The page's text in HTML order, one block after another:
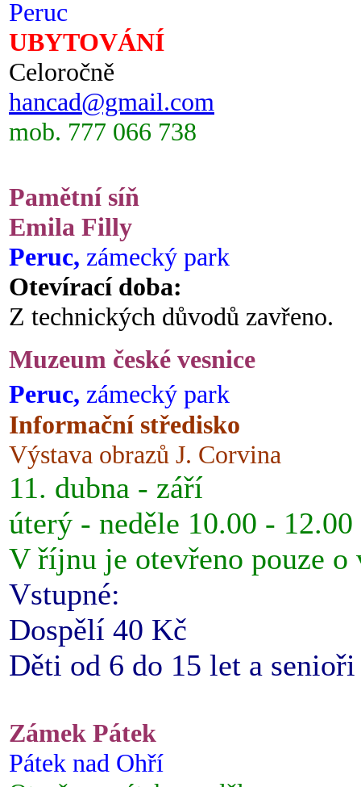
Peruc
UBYTOVÁNÍ
Celoročně
hancad@gmail.com
mob. 777 066 738
Pamětní síň
Emila Filly
Peruc, zámecký park
Otevírací doba:
Z technických důvodů zavřeno.
Muzeum české vesnice
Peruc, zámecký park
Informační středisko
Výstava obrazů J. Corvina
11. dubna - září
úterý - neděle 10.00 -
V říjnu je otevřeno pouze o
Vstupné:
Dospělí 40 Kč
Děti od 6 do 15 let a
Zámek Pátek
Pátek nad Ohří